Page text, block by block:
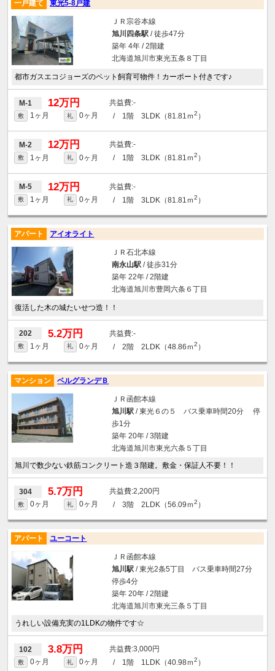
一戸建て 東光5-8戸建
ＪＲ宗谷本線
旭川四条駅/ 徒歩47分
築年 4年 / 2階建
北海道旭川市東光五条８丁目
都市ガスエコジョーズのペット飼育可物件！カーポート付きです♪
M-1 12万円 -
敷 1ヶ月 礼 0ヶ月 / 1階 3LDK（81.81ｍ2 ）
M-2 12万円 -
敷 1ヶ月 礼 0ヶ月 / 1階 3LDK（81.81ｍ2 ）
M-5 12万円 -
敷 1ヶ月 礼 0ヶ月 / 1階 3LDK（81.81ｍ2 ）
アパート アイオライト
ＪＲ石北本線
南永山駅/ 徒歩31分
築年 22年 / 2階建
北海道旭川市豊岡六条６丁目
復活した木の城たいせつ造！！
202 5.2万円 -
敷 1ヶ月 礼 0ヶ月 / 2階 2LDK（48.86ｍ2 ）
マンション ベルグランデＢ
ＪＲ函館本線
旭川駅/ 東光６の５ バス乗車時間20分 停
歩1分
築年 20年 / 3階建
北海道旭川市東光六条５丁目
旭川で数少ない鉄筋コンクリート造３階建。敷金・保証人不要！！
304 5.7万円 2,200円
敷 0ヶ月 礼 0ヶ月 / 3階 2LDK（56.09ｍ2 ）
アパート ユーコート
ＪＲ函館本線
旭川駅/ 東光2条5丁目 バス乗車時間27分
停歩4分
築年 20年 / 2階建
北海道旭川市東光三条５丁目
うれしい設備充実の1LDKの物件です☆
102 3.8万円 3,000円
敷 0ヶ月 礼 0ヶ月 / 1階 1LDK（40.98ｍ2 ）